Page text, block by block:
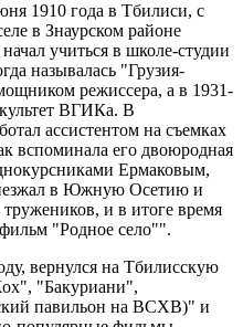
1910 года в Тбилиси, с
в Знаурском районе
учиться в школе-студии
называлась "Грузия-
режиссера, а в 1931-
ВГИКа. В
ассистентом на съемках
вспоминала его двоюродная
Ермаковым,
в Южную Осетию и
и в итоге время
"Родное село"".
вернулся на Тбилисскую
"Бакуриани",
павильон на ВСХВ)" и